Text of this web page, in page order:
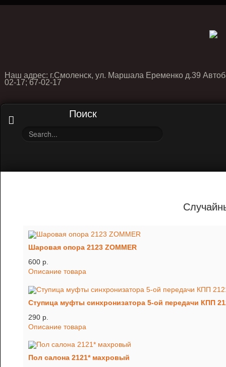
Наш адрес: г.Смоленск, ул. Маршала Еременко д.39
02-17; 67-02-17
Поиск
Шаровая опора 2123 ZOMMER
600 p.
Описание товара
Ступица муфты синхронизатора 5-ой передачи КПП
290 p.
Описание товара
Пол салона 2121* махровый